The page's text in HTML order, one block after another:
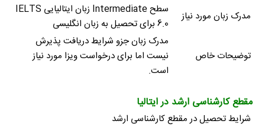
سطح Intermediate زبان ایتالیایی IELTS
6.0 برای تحصیل به زبان انگلیسی
مدرک زبان مورد نیاز
مدرک زبان جزو شرایط دریافت پذیرش
نیست اما برای درخواست ویزا مورد نیاز
است.
توضیحات خاص
مقطع کارشناسی ارشد در ایتالیا
شرایط تحصیل در مقطع کارشناسی ارشد